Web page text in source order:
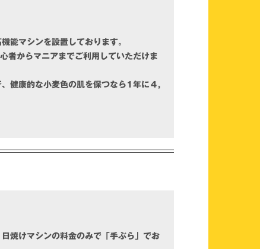
能マシンを設置しております。
者からマニアまでご利用していただけま
健康的な小麦色の肌を保つなら1年に４,
日焼けマシンの料金のみで「手ぶら」でお